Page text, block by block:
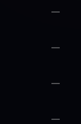
—
—
—
—